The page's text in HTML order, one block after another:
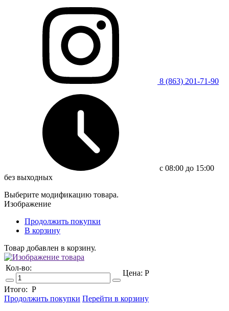
8 (863) 201-71-90
c 08:00 до 15:00
без выходных
Выберите модификацию товара.
Изображение
Продолжить покупки
В корзину
Товар добавлен в корзину.
Кол-во:
Цена: Р
Итого: Р
Продолжить покупки Перейти в корзину